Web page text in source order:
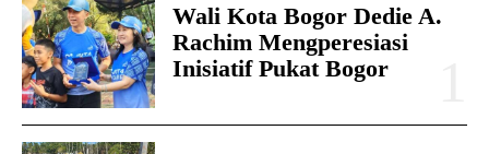
Wali Kota Bogor Dedie A.
Rachim Mengperesiasi
Inisiatif Pukat Bogor